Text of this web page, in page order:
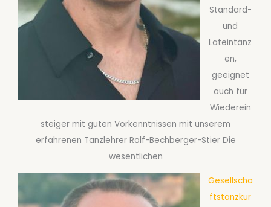
Standard-
und
Lateintänz
en,
geeignet
auch für
Wiederein
steiger mit guten Vorkenntnissen mit unserem
erfahrenen Tanzlehrer Rolf-Bechberger-Stier Die
wesentlichen
Gesellscha
ftstanzkur